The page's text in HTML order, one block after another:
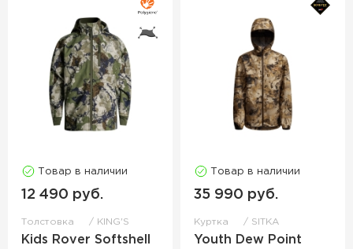
Товар в наличии
12 490 руб.
Толстовка KING'S
Kids Rover Softshell
Товар в наличии
35 990 руб.
Куртка SITKA
Youth Dew Point